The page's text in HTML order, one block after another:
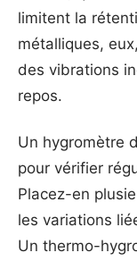
limitent la
métalliques,
des vibrations
repos.
Un hygromètre
pour vérifier
Placez-en
les variations
Un thermo-